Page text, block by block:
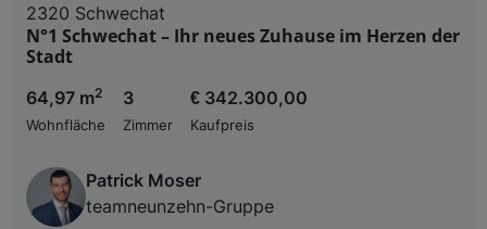
2320 Schwechat
N°1 Schwechat – Ihr neues Zuhause im Herzen der
Stadt
64,97 m2
Wohnfläche
3
Zimmer
€ 342.300,00
Kaufpreis
Patrick Moser
teamneunzehn-Gruppe